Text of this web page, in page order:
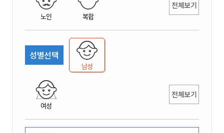
노인 복합
전체보기
성별선택
남성
여성
전체보기